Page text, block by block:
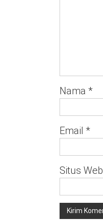
Nama *
Email *
Situs Web